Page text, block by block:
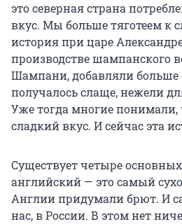
это северная страна
вкус. Мы больше тяготеем к
история при царе
производстве шампанского
Шампани, добавляли больше
получалось слаще, нежели
Уже тогда многие
сладкий вкус. И сейчас эта
Существует четыре
английский — это самый
Англии придумали брют. И
нас, в России. В этом нет